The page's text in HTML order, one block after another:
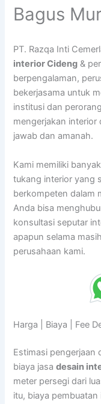
Bagus
PT. Razqa Inti
interior Cideng &
berpengalaman,
bekerjasama untuk
institusi dan
mengerjakan
jawab dan amanah.
Kami memiliki
tukang interior yang
berkompeten dalam
Anda bisa
konsultasi seputar
apapun selama
perusahaan kami.
Harga | Biaya | Fee
Estimasi pengerjaan
biaya jasadesain
meter persegi dari
itu, biaya